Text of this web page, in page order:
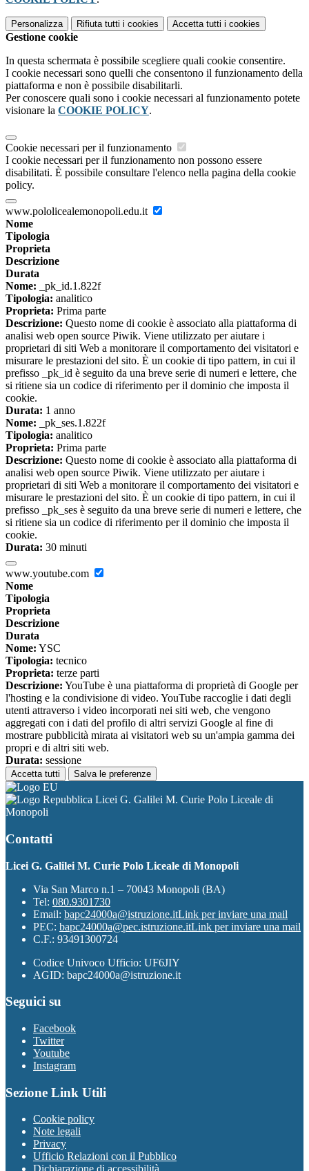
Personalizza Rifiuta tutti i cookies Accetta tutti i cookies
Gestione cookie
In questa schermata è possibile scegliere quali cookie consentire.
I cookie necessari sono quelli che consentono il funzionamento della
piattaforma e non è possibile disabilitarli.
Per conoscere quali sono i cookie necessari al funzionamento potete
visionare la COOKIE POLICY.
Cookie necessari per il funzionamento
I cookie necessari per il funzionamento non possono essere
disabilitati. È possibile consultare l'elenco nella pagina della cookie
policy.
www.pololicealemonopoli.edu.it
Nome
Tipologia
Proprieta
Descrizione
Durata
Nome: _pk_id.1.822f
Tipologia: analitico
Proprieta: Prima parte
Descrizione: Questo nome di cookie è associato alla piattaforma di
analisi web open source Piwik. Viene utilizzato per aiutare i
proprietari di siti Web a monitorare il comportamento dei visitatori e
misurare le prestazioni del sito. È un cookie di tipo pattern, in cui il
prefisso _pk_id è seguito da una breve serie di numeri e lettere, che
si ritiene sia un codice di riferimento per il dominio che imposta il
cookie.
Durata: 1 anno
Nome: _pk_ses.1.822f
Tipologia: analitico
Proprieta: Prima parte
Descrizione: Questo nome di cookie è associato alla piattaforma di
analisi web open source Piwik. Viene utilizzato per aiutare i
proprietari di siti Web a monitorare il comportamento dei visitatori e
misurare le prestazioni del sito. È un cookie di tipo pattern, in cui il
prefisso _pk_ses è seguito da una breve serie di numeri e lettere, che
si ritiene sia un codice di riferimento per il dominio che imposta il
cookie.
Durata: 30 minuti
www.youtube.com
Nome
Tipologia
Proprieta
Descrizione
Durata
Nome: YSC
Tipologia: tecnico
Proprieta: terze parti
Descrizione: YouTube è una piattaforma di proprietà di Google per
l'hosting e la condivisione di video. YouTube raccoglie i dati degli
utenti attraverso i video incorporati nei siti web, che vengono
aggregati con i dati del profilo di altri servizi Google al fine di
mostrare pubblicità mirata ai visitatori web su un'ampia gamma dei
propri e di altri siti web.
Durata: sessione
Accetta tutti Salva le preferenze
Licei G. Galilei M. Curie Polo Liceale di
Monopoli
Contatti
Licei G. Galilei M. Curie Polo Liceale di Monopoli
Via San Marco n.1 – 70043 Monopoli (BA)
Tel: 080.9301730
Email: bapc24000a@istruzione.itLink per inviare una mail
PEC: bapc24000a@pec.istruzione.itLink per inviare una mail
C.F.: 93491300724
Codice Univoco Ufficio: UF6JIY
AGID: bapc24000a@istruzione.it
Seguici su
Facebook
Twitter
Youtube
Instagram
Sezione Link Utili
Cookie policy
Note legali
Privacy
Ufficio Relazioni con il Pubblico